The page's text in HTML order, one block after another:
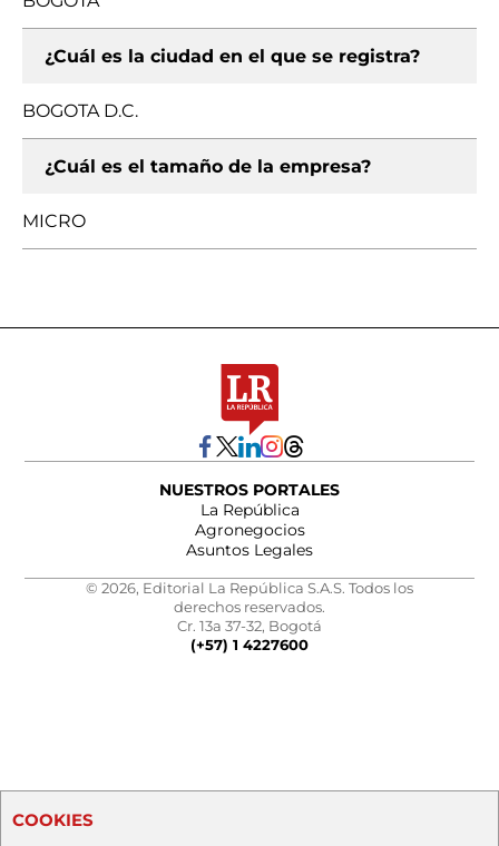
¿Cuál es la ciudad en el que se registra?
BOGOTA D.C.
¿Cuál es el tamaño de la empresa?
MICRO
NUESTROS PORTALES
La República
Agronegocios
Asuntos Legales
© 2026, Editorial La República S.A.S. Todos los
derechos reservados.
Cr. 13a 37-32, Bogotá
(+57) 1 4227600
COOKIES